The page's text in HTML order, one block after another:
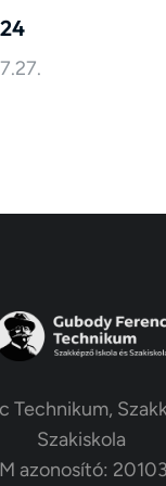
Technikum,
Szakiskola
azonosító: